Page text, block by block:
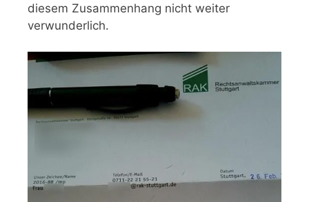
diesem Zusammenhang nicht weiter
verwunderlich.